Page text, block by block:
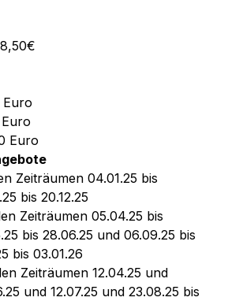
Euro
Zeiträumen 04.01.25 bis
bis 20.12.25
Zeiträumen 05.04.25 bis
bis 28.06.25 und 06.09.25 bis
bis 03.01.26
Zeiträumen 12.04.25 und
und 12.07.25 und 23.08.25 bis